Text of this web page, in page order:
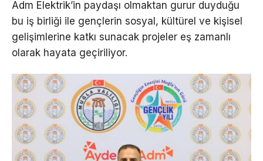
Adm Elektrik’in paydaşı olmaktan gurur duyduğu
bu iş birliği ile gençlerin sosyal, kültürel ve kişisel
gelişimlerine katkı sunacak projeler eş zamanlı
olarak hayata geçiriliyor.